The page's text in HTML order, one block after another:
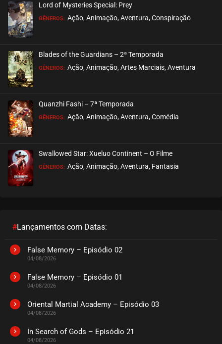
Lord of Mysteries Special: Prey
GÊNEROS: Ação, Animação, Aventura, Conspiração
Blades of the Guardians – 2ª Temporada
GÊNEROS: Ação, Animação, Artes Marciais, Aventura
Quanzhi Fashi – 7ª Temporada
GÊNEROS: Ação, Animação, Aventura, Comédia
Swallowed Star: Xueluo Continent – O Filme
GÊNEROS: Ação, Animação, Aventura, Fantasia
#Lançamentos com Datas:
False Memory – Episódio 02
04/08/2026
False Memory – Episódio 01
04/08/2026
Oriental Martial Academy – Episódio 03
04/08/2026
In Search of Gods – Episódio 21
04/08/2026